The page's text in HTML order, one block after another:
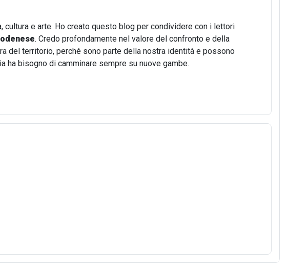
e arte. Ho creato questo blog per condividere con i lettori
. Credo profondamente nel valore del confronto e della
del territorio, perché sono parte della nostra identità e possono
ha bisogno di camminare sempre su nuove gambe.